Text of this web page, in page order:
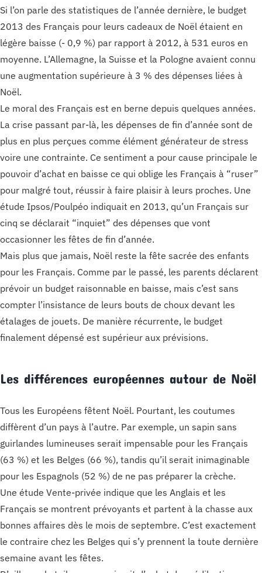
Si l’on parle des statistiques de l’année dernière, le budget
2013 des Français pour leurs cadeaux de Noël étaient en
légère baisse (- 0,9 %) par rapport à 2012, à 531 euros en
moyenne. L’Allemagne, la Suisse et la Pologne avaient connu
une augmentation supérieure à 3 % des dépenses liées à
Noël.
Le moral des Français est en berne depuis quelques années.
La crise passant par-là, les dépenses de fin d’année sont de
plus en plus perçues comme élément générateur de stress
voire une contrainte. Ce sentiment a pour cause principale le
pouvoir d’achat en baisse ce qui oblige les Français à “ruser”
pour malgré tout, réussir à faire plaisir à leurs proches. Une
étude Ipsos/Poulpéo indiquait en 2013, qu’un Français sur
cinq se déclarait “inquiet” des dépenses que vont
occasionner les fêtes de fin d’année.
Mais plus que jamais, Noël reste la fête sacrée des enfants
pour les Français. Comme par le passé, les parents déclarent
prévoir un budget raisonnable en baisse, mais c’est sans
compter l’insistance de leurs bouts de choux devant les
étalages de jouets. De manière récurrente, le budget
finalement dépensé est supérieur aux prévisions.
Les différences européennes autour de Noël
Tous les Européens fêtent Noël. Pourtant, les coutumes
diffèrent d’un pays à l’autre. Par exemple, un sapin sans
guirlandes lumineuses serait impensable pour les Français
(63 %) et les Belges (66 %), tandis qu’il serait inimaginable
pour les Espagnols (52 %) de ne pas préparer la crèche.
Une étude Vente-privée indique que les Anglais et les
Français se montrent prévoyants et partent à la chasse aux
bonnes affaires dès le mois de septembre. C’est exactement
le contraire chez les Belges qui s’y prennent la toute dernière
semaine avant les fêtes.